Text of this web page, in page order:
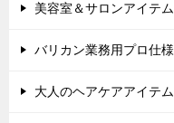
美容室＆サロンアイテム
バリカン業務用プロ仕様
大人のヘアケアアイテム